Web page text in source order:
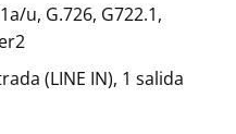
u, G.726, G722.1,
(LINE IN), 1 salida